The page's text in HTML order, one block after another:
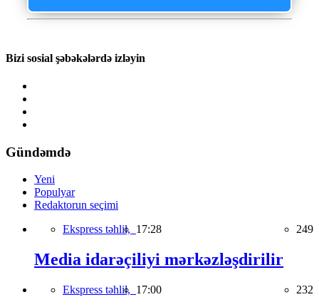
Bizi sosial şəbəkələrdə izləyin
Gündəmdə
Yeni
Populyar
Redaktorun seçimi
Ekspress təhlil, 17:28 249
Media idarəçiliyi mərkəzləşdirilir
Ekspress təhlil, 17:00 232